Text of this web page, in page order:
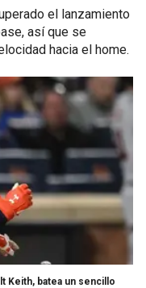
el lanzamiento
así que se
hacia el home.
Keith, batea un sencillo